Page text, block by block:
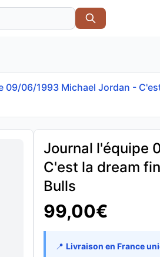
09/06/1993 Michael Jordan -
Journal l'équipe
C'est la dream
Bulls
99,00€
📍 Livraison en France